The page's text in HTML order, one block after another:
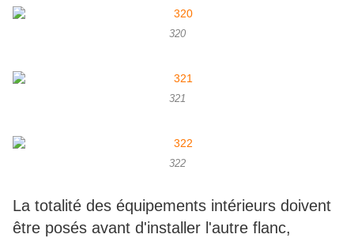
320
321
322
La totalité des équipements intérieurs doivent
être posés avant d'installer l'autre flanc,